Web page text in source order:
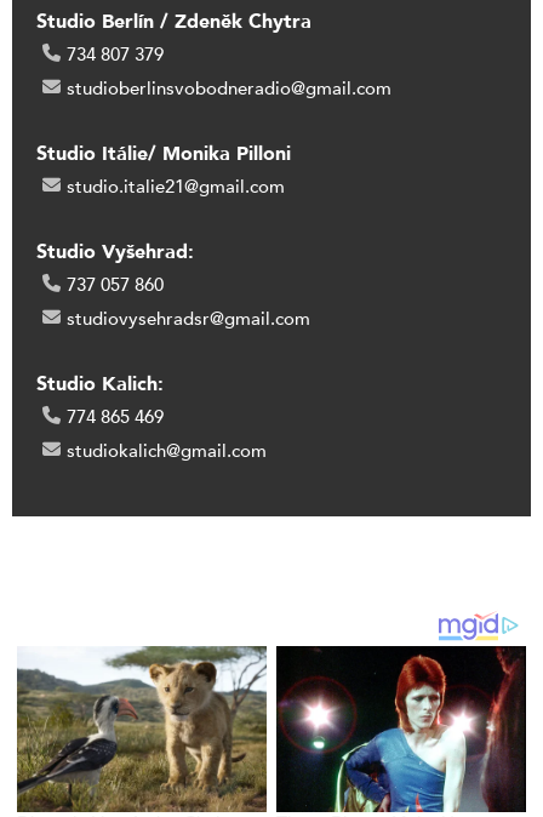
Studio Berlín / Zdeněk Chytra
734 807 379
studioberlinsvobodneradio@gmail.com
Studio Itálie/ Monika Pilloni
studio.italie21@gmail.com
Studio Vyšehrad:
737 057 860
studiovysehradsr@gmail.com
Studio Kalich:
774 865 469
studiokalich@gmail.com